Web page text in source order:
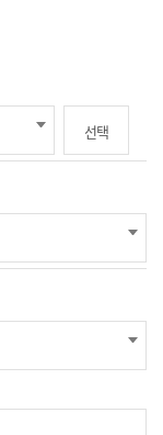
선택